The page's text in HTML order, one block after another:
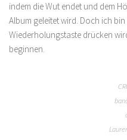
indem die Wut endet und dem
Album geleitet wird. Doch ich
Wiederholungstaste drücken
beginnen.